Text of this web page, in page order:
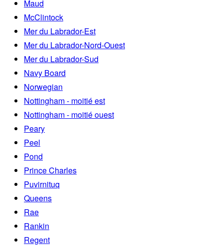
Maud
McClintock
Mer du Labrador-Est
Mer du Labrador-Nord-Ouest
Mer du Labrador-Sud
Navy Board
Norwegian
Nottingham - moitié est
Nottingham - moitié ouest
Peary
Peel
Pond
Prince Charles
Puvirnituq
Queens
Rae
Rankin
Regent